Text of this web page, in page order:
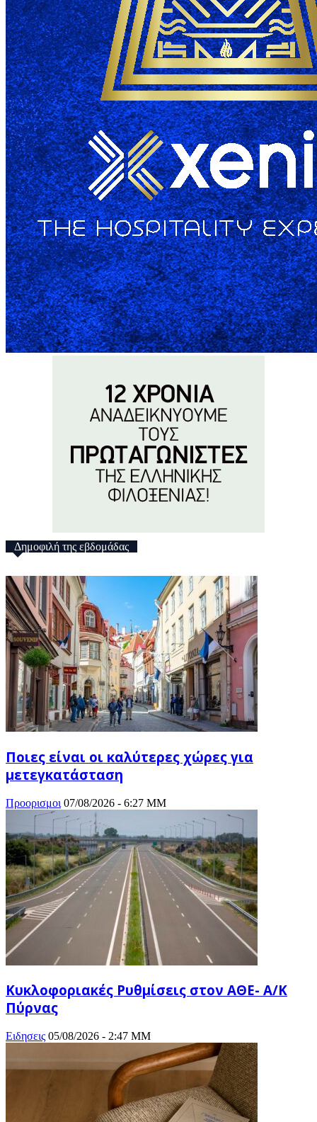
Δημοφιλή της εβδομάδας
Ποιες είναι οι καλύτερες χώρες για
μετεγκατάσταση
Προορισμοι 07/08/2026 - 6:27 ΜΜ
Κυκλοφοριακές Ρυθμίσεις στον ΑΘΕ- Α/Κ
Πύρνας
Ειδησεις 05/08/2026 - 2:47 ΜΜ